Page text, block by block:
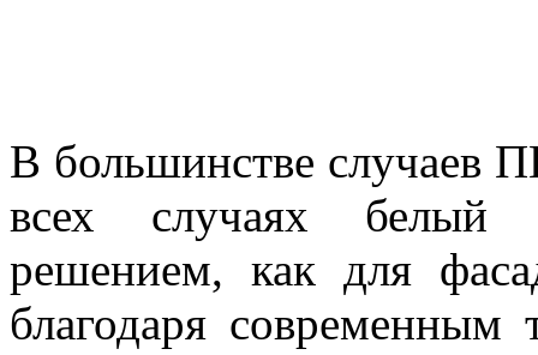
В большинстве случаев
всех случаях белый
решением, как для
благодаря современным